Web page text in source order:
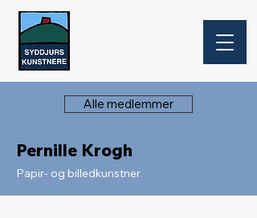
Alle medlemmer
Pernille Krogh
Papir- og billedkunstner